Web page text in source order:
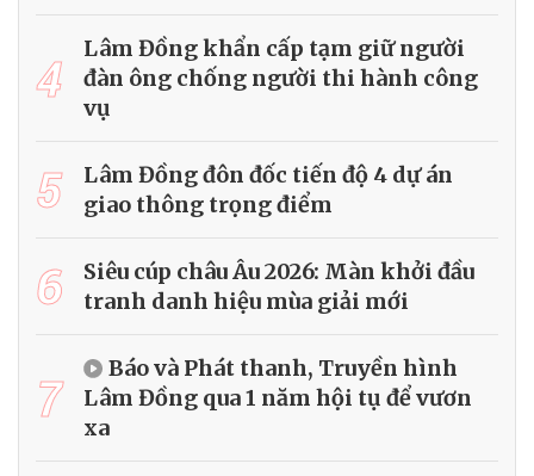
4
Lâm Đồng khẩn cấp tạm giữ người
đàn ông chống người thi hành công
vụ
5
Lâm Đồng đôn đốc tiến độ 4 dự án
giao thông trọng điểm
6
Siêu cúp châu Âu 2026: Màn khởi đầu
tranh danh hiệu mùa giải mới
7
Báo và Phát thanh, Truyền hình
Lâm Đồng qua 1 năm hội tụ để vươn
xa